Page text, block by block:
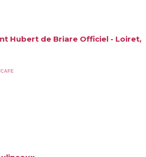
Hubert de Briare Officiel - Loiret,
CAFE